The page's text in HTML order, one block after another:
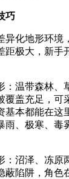
巧
异化地形环境
距极大，新手
：温带森林、
覆盖充足，可
基本都能在这
雨、极寒、毒
：沼泽、冻原
蔽陷阱，角色